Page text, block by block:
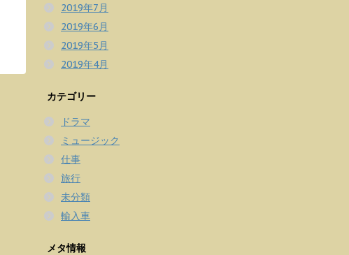
2019年7月
2019年6月
2019年5月
2019年4月
カテゴリー
ドラマ
ミュージック
仕事
旅行
未分類
輸入車
メタ情報